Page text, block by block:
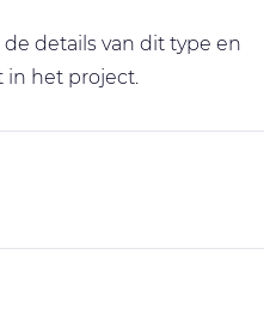
details van dit type en
in het project.